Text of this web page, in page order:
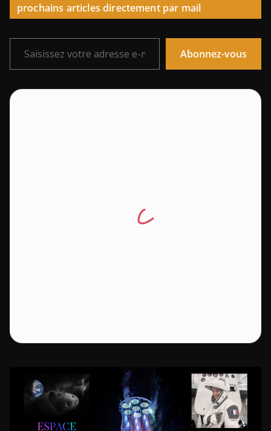
prochains articles directement par mail
Saisissez votre adresse e-mail…
Abonnez-vous